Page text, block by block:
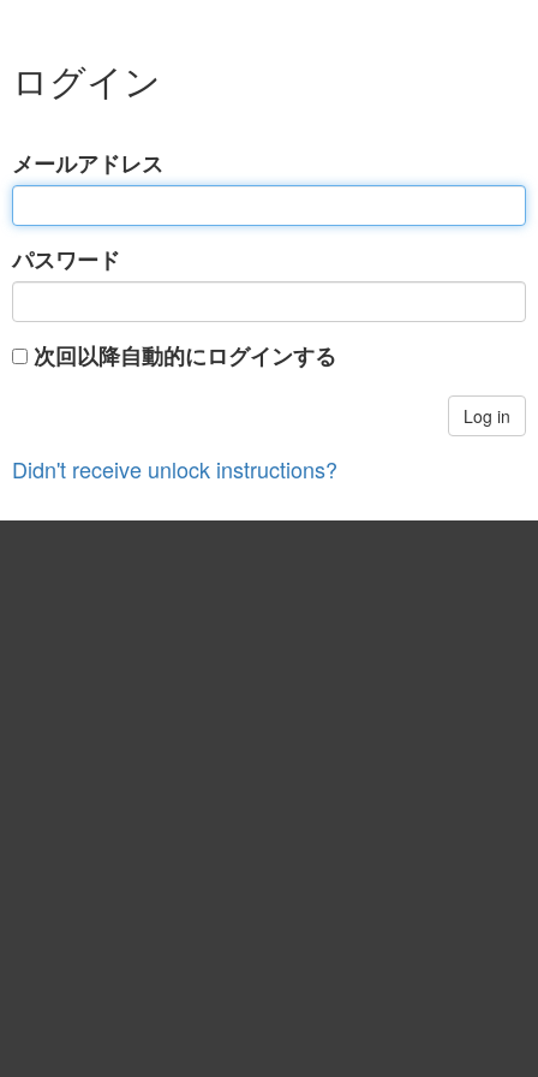
ログイン
メールアドレス
パスワード
次回以降自動的にログインする
Didn't receive unlock instructions?